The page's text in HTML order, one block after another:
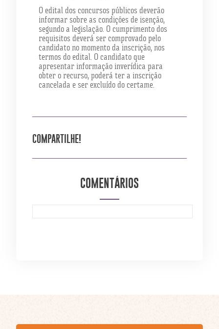
O edital dos concursos públicos deverão
informar sobre as condições de isenção,
segundo a legislação. O cumprimento dos
requisitos deverá ser comprovado pelo
candidato no momento da inscrição, nos
termos do edital. O candidato que
apresentar informação inverídica para
obter o recurso, poderá ter a inscrição
cancelada e ser excluído do certame.
COMPARTILHE!
COMENTÁRIOS